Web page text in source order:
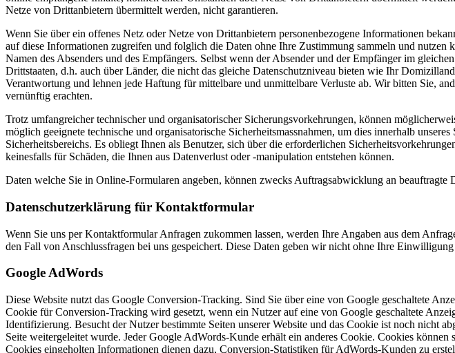
Netze von Drittanbietern übermittelt werden, nicht garantieren.
Wenn Sie über ein offenes Netz oder Netze von Drittanbietern personenbezogene Informationen
auf diese Informationen zugreifen und folglich die Daten ohne Ihre Zustimmung sammeln und
Namen des Absenders und des Empfängers. Selbst wenn der Absender und der Empfänger im
Drittstaaten, d.h. auch über Länder, die nicht das gleiche Datenschutzniveau bieten wie Ihr
Verantwortung und lehnen jede Haftung für mittelbare und unmittelbare Verluste ab. Wir bitten Sie,
vernünftig erachten.
Trotz umfangreicher technischer und organisatorischer Sicherungsvorkehrungen, können
möglich geeignete technische und organisatorische Sicherheitsmassnahmen, um dies innerhalb
Sicherheitsbereichs. Es obliegt Ihnen als Benutzer, sich über die erforderlichen
keinesfalls für Schäden, die Ihnen aus Datenverlust oder -manipulation entstehen können.
Daten welche Sie in Online-Formularen angeben, können zwecks Auftragsabwicklung an beauftragte
Datenschutzerklärung für Kontaktformular
Wenn Sie uns per Kontaktformular Anfragen zukommen lassen, werden Ihre Angaben aus dem
den Fall von Anschlussfragen bei uns gespeichert. Diese Daten geben wir nicht ohne Ihre
Google AdWords
Diese Website nutzt das Google Conversion-Tracking. Sind Sie über eine von Google geschaltete
Cookie für Conversion-Tracking wird gesetzt, wenn ein Nutzer auf eine von Google geschaltete
Identifizierung. Besucht der Nutzer bestimmte Seiten unserer Website und das Cookie ist noch nicht
Seite weitergeleitet wurde. Jeder Google AdWords-Kunde erhält ein anderes Cookie. Cookies
Cookies eingeholten Informationen dienen dazu, Conversion-Statistiken für AdWords-Kunden zu